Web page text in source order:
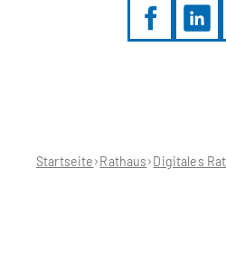
hier:Startseite Rathaus Digitales